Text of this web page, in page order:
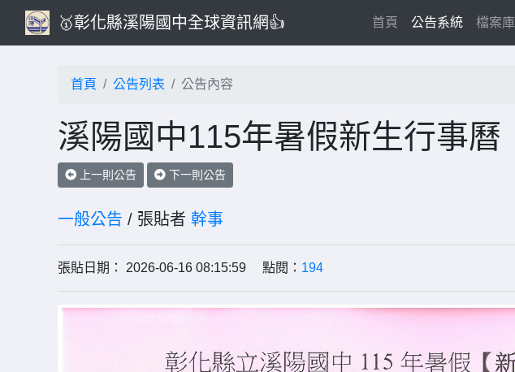
🥇彰化縣溪陽國中全球資訊網👍 首頁(current)
公告系統 檔案庫
首頁 公告列表 公告內容
溪陽國中115年暑假新生行事曆
上一則公告 下一則公告
一般公告 / 張貼者 幹事
張貼日期： 2026-06-16 08:15:59 點閱： 194